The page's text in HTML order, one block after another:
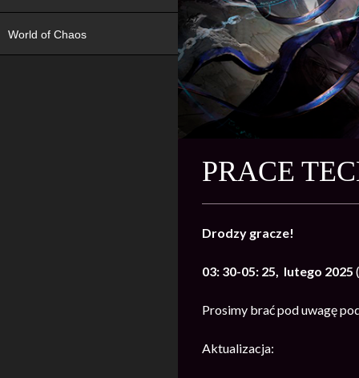
PRACE
Drodzy gracze!
03: 30-05: 25, lutego 2025
Prosimy brać pod uwagę
Aktualizacja:
World of Chaos